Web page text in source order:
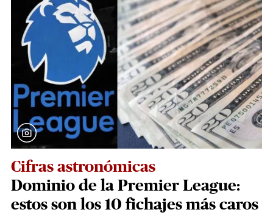
Cifras astronómicas
Dominio de la Premier League:
estos son los 10 fichajes más caros